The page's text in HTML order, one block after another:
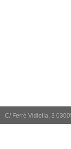
C/ Ferré Vidiella, 3